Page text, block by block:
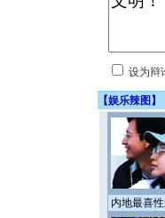
设为
【娱乐辣图 】
内地最喜